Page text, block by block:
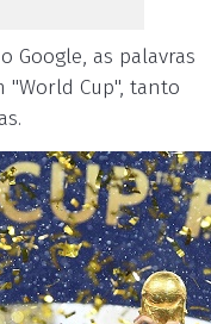
Google, as palavras
Cup", tanto